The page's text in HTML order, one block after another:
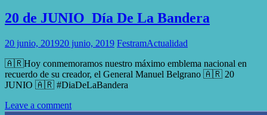
20 de JUNIO Día De La Bandera
20 junio, 201920 junio, 2019 FestramActualidad
🇦🇷Hoy conmemoramos nuestro máximo emblema nacional en
recuerdo de su creador, el General Manuel Belgrano 🇦🇷 20
JUNIO 🇦🇷 #DiaDeLaBandera
Leave a comment